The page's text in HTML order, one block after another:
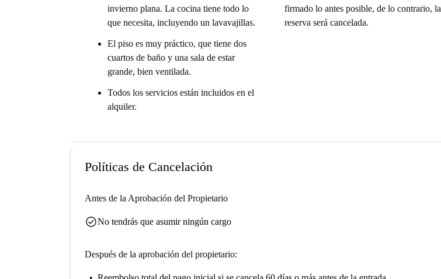
invierno plana. La cocina tiene todo lo
que necesita, incluyendo un lavavajillas.
El piso es muy práctico, que tiene dos
cuartos de baño y una sala de estar
grande, bien ventilada.
Todos los servicios están incluidos en el
alquiler.
firmado lo antes posible, de lo contrario, la
reserva será cancelada.
Políticas de Cancelación
Antes de la Aprobación del Propietario
check_circleNo tendrás que asumir ningún cargo
Después de la aprobación del propietario: